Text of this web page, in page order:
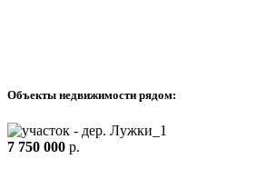
Объекты недвижимости рядом:
7 750 000 р.